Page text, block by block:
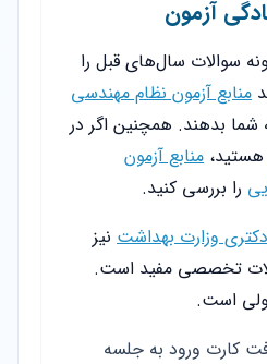
آزمون
سوالات سال‌های قبل را
منابع آزمون نظام مهندسی
شما بدهند. همچنین اگر در
منابع آزمون
را بررسی کنید.
وزارت بهداشت نیز
تخصصی مفید است.
است.
کارت ورود به جلسه